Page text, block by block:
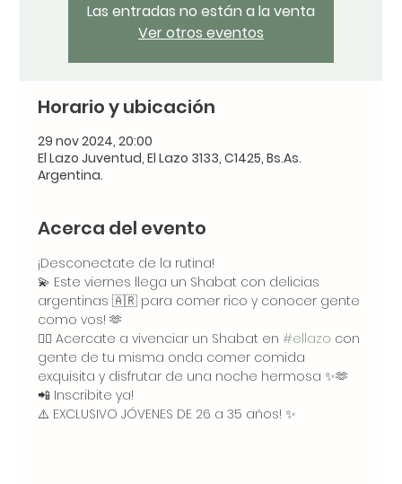
Las entradas no están a la venta
Ver otros eventos
Horario y ubicación
29 nov 2024, 20:00
El Lazo Juventud, El Lazo 3133, C1425, Bs.As.
Argentina.
Acerca del evento
¡Desconectate de la rutina!
💫 Este viernes llega un Shabat con delicias
argentinas 🇦🇷 para comer rico y conocer gente
como vos! 🫶
👉🏻 Acercate a vivenciar un Shabat en #ellazo con
gente de tu misma onda comer comida
exquisita y disfrutar de una noche hermosa ✨🫶
📲 Inscribite ya!
⚠️ EXCLUSIVO JÓVENES DE 26 a 35 años! ✨